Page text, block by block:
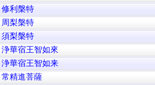
修利槃特
周梨槃特
須梨槃特
浄華宿王智如來
浄華宿王智如来
常精進菩薩